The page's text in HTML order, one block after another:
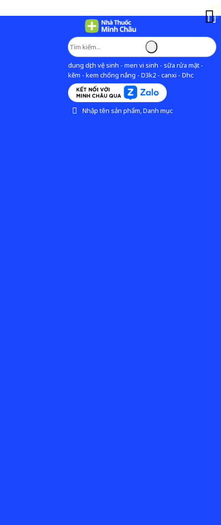
dung dịch vệ sinh - men vi sinh - sữa rửa mặt -
kẽm - kem chống nắng - D3k2 - canxi - Dhc
Nhập tên sản phẩm, Danh mục